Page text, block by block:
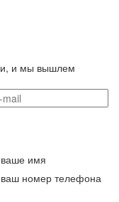
и мы вышлем
имя
номер телефона